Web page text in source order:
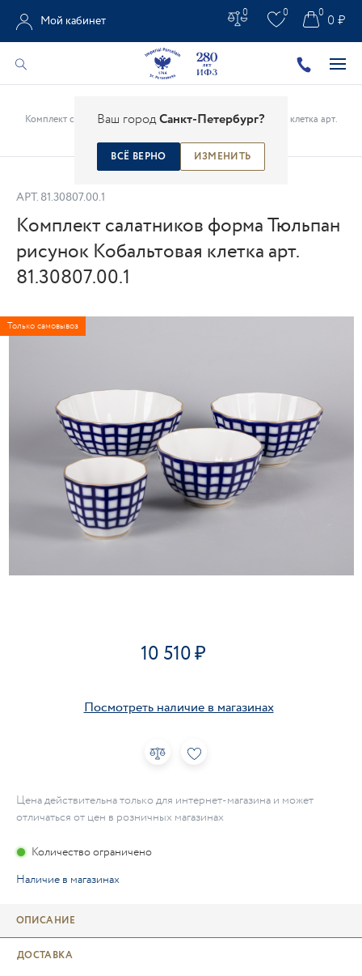
Ваш городСанкт-Петербург?
ВСЁ ВЕРНО ИЗМЕНИТЬ
Мой кабинет
0 0 0 ₽
0
Комплект салатников форма Тюльпан рисунок Кобальтовая клетка арт.
АРТ. 81.30807.00.1
Комплект салатников форма Тюльпан
рисунок Кобальтовая клетка арт.
81.30807.00.1
Только самовывоз
10 510
Посмотреть наличие в магазинах
Цена действительна только для интернет-магазина и может
отличаться от цен в розничных магазинах
Количество ограничено
Наличие в магазинах
ОПИСАНИЕ
ДОСТАВКА